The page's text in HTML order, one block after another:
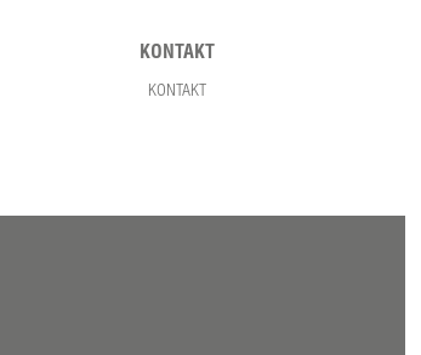
KONTAKT
KONTAKT